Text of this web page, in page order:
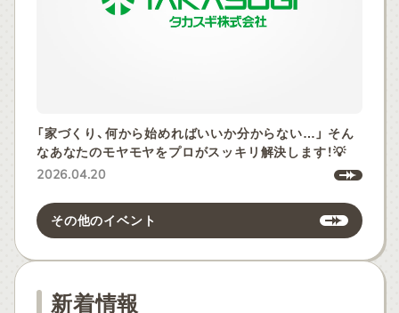
「家づくり、何から始めればいいか分からない…」 そん
なあなたのモヤモヤをプロがスッキリ解決します！💡
2026.04.20
その他のイベント
新着情報